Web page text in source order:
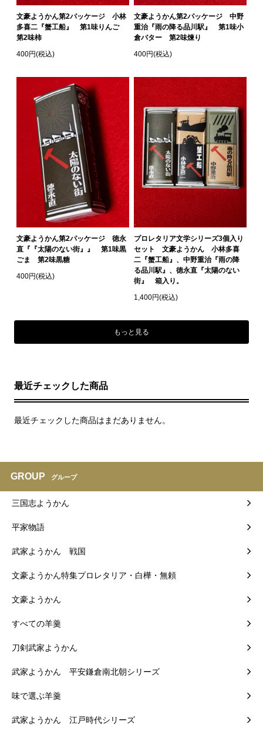
文豪ようかん第2パッケージ 小林
多喜二『蟹工船』 第1味りんご
第2味柿
400円(税込)
文豪ようかん第2パッケージ 中野
重治『雨の降る品川駅』 第1味小
倉バター 第2味煉り
400円(税込)
文豪ようかん第2パッケージ 徳永
直『『太陽のない街』』 第1味黒
ごま 第2味黒糖
400円(税込)
プロレタリア文学シリーズ3個入り
セット 文豪ようかん 小林多喜
二『蟹工船』、中野重治『雨の降
る品川駅』、徳永直『太陽のない
街』 箱入り。
1,400円(税込)
もっと見る
最近チェックした商品
最近チェックした商品はまだありません。
GROUP グループ
三国志ようかん
平家物語
武家ようかん 戦国
文豪ようかん特集プロレタリア・白樺・無頼
文豪ようかん
すべての羊羹
刀剣武家ようかん
武家ようかん 平安鎌倉南北朝シリーズ
味で選ぶ羊羹
武家ようかん 江戸時代シリーズ